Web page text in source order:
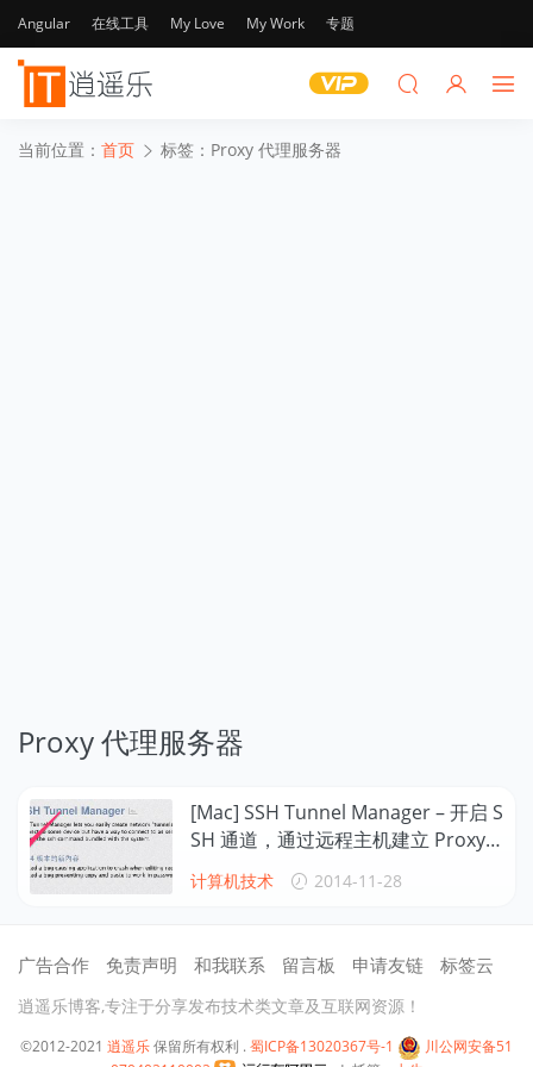
Angular 在线工具 My Love My Work 专题
当前位置： 首页 标签：Proxy 代理服务器
Proxy 代理服务器
[Mac] SSH Tunnel Manager – 开启 S
SH 通道，通过远程主机建立 Proxy
代理服务器！
计算机技术 2014-11-28
广告合作 免责声明 和我联系 留言板 申请友链 标签云
逍遥乐博客,专注于分享发布技术类文章及互联网资源！
©2012-2021 逍遥乐保留所有权利 . 蜀ICP备13020367号-1
川公网安备51